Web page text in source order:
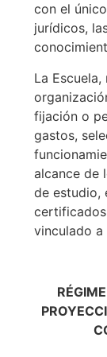
con el
jurídicos,
La
fijación o
gastos,
alcance de
de estudio,
vinculado